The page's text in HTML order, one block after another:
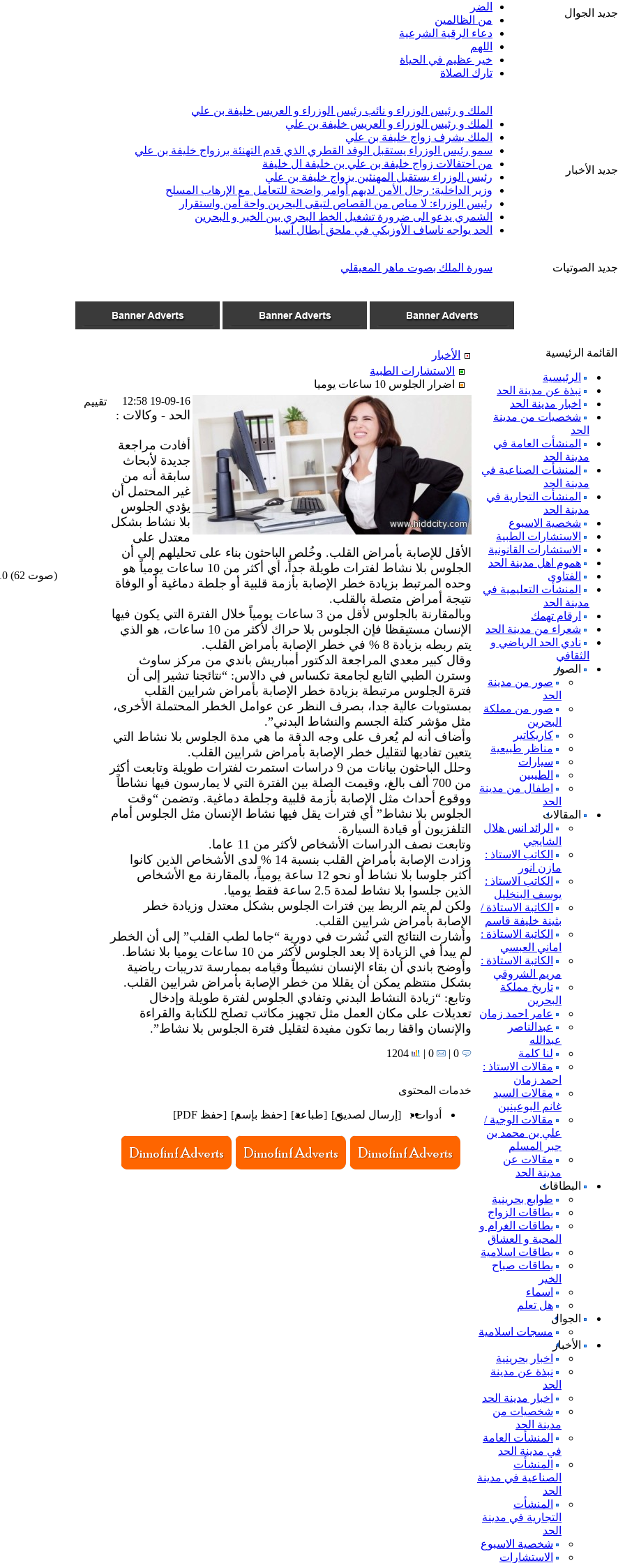
جديد الجوال
الضر
من الظالمين
دعاء الرقية الشرعية
اللهم
خير عظيم في الحياة
تارك الصلاة
جديد الأخبار
الملك و رئيس الوزراء و نائب رئيس الوزراء و العريس خليفة بن علي
الملك و رئيس الوزراء و العريس خليفة بن علي
الملك يشرف زواج خليفة بن علي
سمو رئيس الوزراء يستقبل الوفد القطري الذي قدم التهنئة برزواج خليفة بن علي
من احتفالات زواج خليفة بن علي بن خليفة ال خليفة
رئيس الوزراء يستقبل المهنئين بزواج خليفة بن علي
وزير الداخلية: رجال الأمن لديهم أوامر واضحة للتعامل مع الإرهاب المسلح
رئيس الوزراء: لا مناص من القصاص لتبقى البحرين واحة أمن واستقرار
الشمري يدعو الى ضرورة تشغيل الخط البحري بين الخبر و البحرين
الحد يواجه ناساف الأوزبكي في ملحق أبطال آسيا
جديد الصوتيات سورة الملك بصوت ماهر المعيقلي
القائمة الرئيسية
الرئيسية
نبذة عن مدينة الحد
اخبار مدينة الحد
شخصيات من مدينة
الحد
المنشأت العامة في
مدينة الحد
المنشأت الصناعية في
مدينة الحد
المنشأت التجارية في
مدينة الحد
شخصية الاسبوع
الاستشارات الطبية
الاستشارات القانونية
هموم اهل مدينة الحد
الفتاوى
المنشأت التعليمية في
مدينة الحد
ارقام تهمك
شعراء من مدينة الحد
نادي الحد الرياضي و
الثقافي
الصور
صور من مدينة
الحد
صور من مملكة
البحرين
كاريكاتير
مناظر طبيعية
سيارات
الطيبين
اطفال من مدينة
الحد
المقالات
الرائد انس هلال
الشايجي
الكاتب الاستاذ :
مازن انور
الكاتب الاستاذ :
يوسف البنخليل
الكاتبة الاستاذة /
بثينة خليفة قاسم
الكاتبة الاستاذة :
اماني العبسي
الكاتبة الاستاذة :
مريم الشروقي
تاريخ مملكة
البحرين
عامر احمد زمان
عبدالناصر
عبدالله
لنا كلمة
مقالات الاستاذ :
احمد زمان
مقالات السيد
غانم البوعينين
مقالات الوجية /
علي بن محمد بن
جبر المسلم
مقالات عن
مدينة الحد
البطاقات
طوابع بحرينية
بطاقات الزواج
بطاقات الغرام و
المحبة و العشاق
بطاقات اسلامية
بطاقات صباح
الخير
اسماء
هل تعلم
الجوال
مسجات اسلامية
الأخبار
اخبار بحرينية
نبذة عن مدينة
الحد
اخبار مدينة الحد
شخصيات من
مدينة الحد
المنشأت العامة
في مدينة الحد
المنشأت
الصناعية في مدينة
الحد
المنشأت
التجارية في مدينة
الحد
شخصية الاسبوع
الاستشارات
الأخبار
الاستشارات الطبية
اضرار الجلوس 10 ساعات يوميا
19-09-16 12:58
الحد - وكالات :
أفادت مراجعة
جديدة لأبحاث
سابقة أنه من
غير المحتمل أن
يؤدي الجلوس
بلا نشاط بشكل
معتدل على
الأقل للإصابة بأمراض القلب. وخُلص الباحثون بناء على تحليلهم إلى أن
الجلوس بلا نشاط لفترات طويلة جداً، أي أكثر من 10 ساعات يومياً هو
وحده المرتبط بزيادة خطر الإصابة بأزمة قلبية أو جلطة دماغية أو الوفاة
نتيجة أمراض متصلة بالقلب.
وبالمقارنة بالجلوس لأقل من 3 ساعات يومياً خلال الفترة التي يكون فيها
الإنسان مستيقظا فإن الجلوس بلا حراك لأكثر من 10 ساعات، هو الذي
يتم ربطه بزيادة 8 % في خطر الإصابة بأمراض القلب.
وقال كبير معدي المراجعة الدكتور أمباريش باندي من مركز ساوث
وسترن الطبي التابع لجامعة تكساس في دالاس: “نتائجنا تشير إلى أن
فترة الجلوس مرتبطة بزيادة خطر الإصابة بأمراض شرايين القلب
بمستويات عالية جدا، بصرف النظر عن عوامل الخطر المحتملة الأخرى،
مثل مؤشر كتلة الجسم والنشاط البدني”.
وأضاف أنه لم يُعرف على وجه الدقة ما هي مدة الجلوس بلا نشاط التي
يتعين تفاديها لتقليل خطر الإصابة بأمراض شرايين القلب.
وحلل الباحثون بيانات من 9 دراسات استمرت لفترات طويلة وتابعت أكثر
من 700 ألف بالغ، وقيمت الصلة بين الفترة التي لا يمارسون فيها نشاطاً
ووقوع أحداث مثل الإصابة بأزمة قلبية وجلطة دماغية. وتضمن “وقت
الجلوس بلا نشاط” أي فترات يقل فيها نشاط الإنسان مثل الجلوس أمام
التلفزيون أو قيادة السيارة.
وتابعت نصف الدراسات الأشخاص لأكثر من 11 عاما.
وزادت الإصابة بأمراض القلب بنسبة 14 % لدى الأشخاص الذين كانوا
أكثر جلوسا بلا نشاط أو نحو 12 ساعة يومياً، بالمقارنة مع الأشخاص
الذين جلسوا بلا نشاط لمدة 2.5 ساعة فقط يوميا.
ولكن لم يتم الربط بين فترات الجلوس بشكل معتدل وزيادة خطر
الإصابة بأمراض شرايين القلب.
وأشارت النتائج التي نُشرت في دورية “جاما لطب القلب” إلى أن الخطر
لم يبدأ في الزيادة إلا بعد الجلوس لأكثر من 10 ساعات يوميا بلا نشاط.
وأوضح باندي أن بقاء الإنسان نشيطاً وقيامه بممارسة تدريبات رياضية
بشكل منتظم يمكن أن يقللا من خطر الإصابة بأمراض شرايين القلب.
وتابع: “زيادة النشاط البدني وتفادي الجلوس لفترة طويلة وإدخال
تعديلات على مكان العمل مثل تجهيز مكاتب تصلح للكتابة والقراءة
والإنسان واقفا ربما تكون مفيدة لتقليل فترة الجلوس بلا نشاط”.
خدمات المحتوى
أدوات : [ إرسال لصديق]
[طباعة]
[حفظ بإسم]
[حفظ PDF ]
تقييم
/10 (62 صوت)